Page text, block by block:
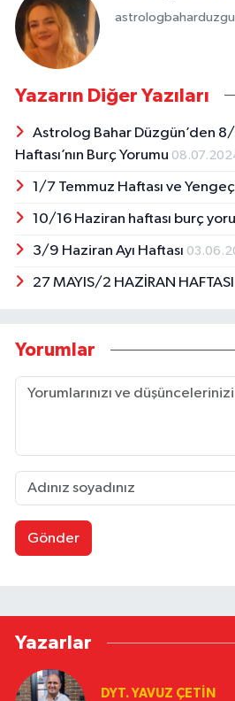
Yazarın Diğer Yazıları
Astrolog Bahar Düzgün’den
Haftası’nın Burç Yorumu
1/7 Temmuz Haftası ve Yengeç
10/16 Haziran haftası burç
3/9 Haziran Ayı Haftası
27 MAYIS/2 HAZİRAN HAFTASI
Yorumlar
Gönder
Yazarlar
DYT. YAVUZ ÇETİN